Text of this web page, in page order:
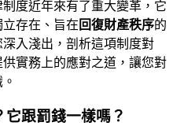
度近年來有了重大變革，它
存在、旨在 回復財產秩序的
入淺出，剖析這項制度對
供實務上的應對之道，讓您對
跟罰錢一樣嗎？